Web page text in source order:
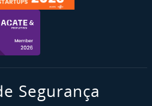
Segurança